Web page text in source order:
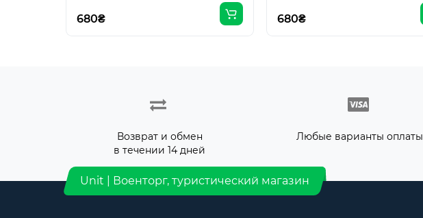
680₴ 680₴
Возврат и обмен
в течении 14 дней
Любые варианты оплаты
Unit | Военторг, туристический магазин